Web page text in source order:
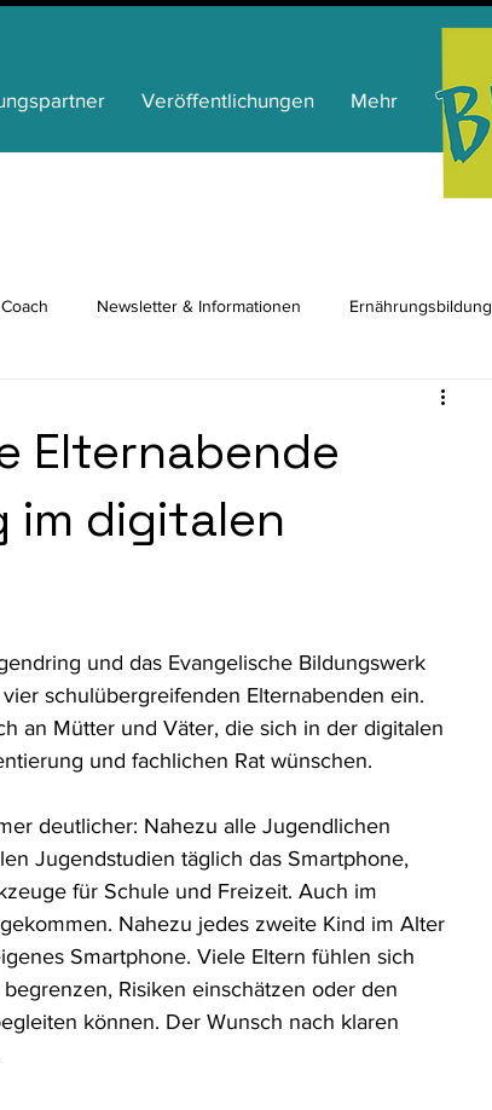
Veröffentlichungen Mehr
Newsletter & Informationen Ernährungsbildung
unseren Partnern
Inklusion Ehrenamt
Elternabende
im digitalen
und das Evangelische Bildungswerk
schulübergreifenden Elternabenden ein.
an Mütter und Väter, die sich in der digitalen
und fachlichen Rat wünschen.
deutlicher: Nahezu alle Jugendlichen
Jugendstudien täglich das Smartphone,
für Schule und Freizeit. Auch im
Nahezu jedes zweite Kind im Alter
Smartphone. Viele Eltern fühlen sich
Risiken einschätzen oder den
können. Der Wunsch nach klaren